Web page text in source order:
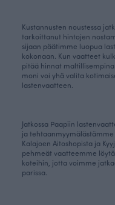
Kustannusten noustessa
tarkoittanut hintojen
sijaan päätimme luopua
kokonaan. Kun vaatteet
pitää hinnat
moni voi yhä valita
lastenvaatteen.
Jatkossa Paapiin
ja tehtaanmyymälästämme
Kalajoen Aitoshopista ja
pehmeät vaatteemme
koteihin, jotta voimme
parissa.